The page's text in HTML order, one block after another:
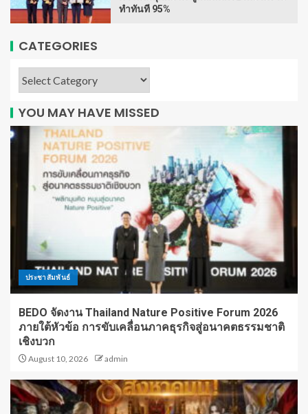
ทำทันที 95%
CATEGORIES
YOU MAY HAVE MISSED
ประชาสัมพันธ์
BEDO จัดงาน Thailand Nature Positive Forum 2026
ภายใต้หัวข้อ การขับเคลื่อนภาคธุรกิจสู่อนาคตธรรมชาติ
เชิงบวก
August 10, 2026 admin